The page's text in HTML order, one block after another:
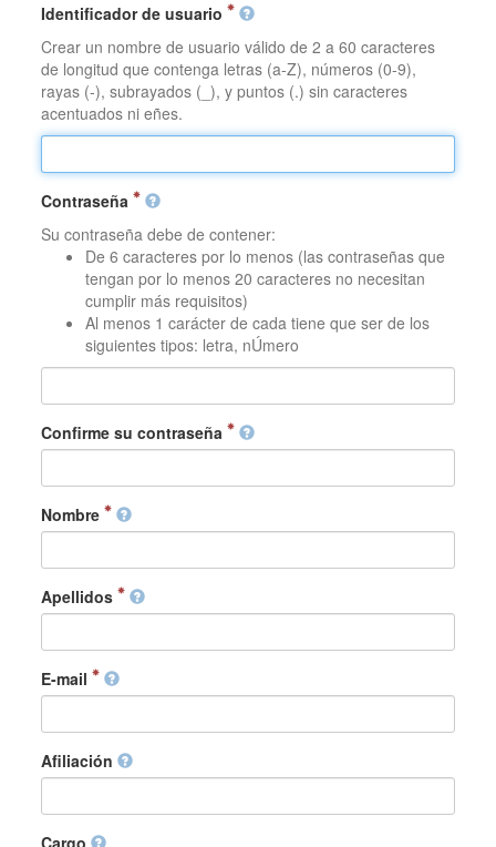
Identificador de usuario
Crear un nombre de usuario válido de 2 a 60 caracteres
de longitud que contenga letras (a-Z), números (0-9),
rayas (-), subrayados (_), y puntos (.) sin caracteres
acentuados ni eñes.
Contraseña
Su contraseña debe de contener:
De 6 caracteres por lo menos (las contraseñas que
tengan por lo menos 20 caracteres no necesitan
cumplir más requisitos)
Al menos 1 carácter de cada tiene que ser de los
siguientes tipos: letra, nÚmero
Confirme su contraseña
Nombre
Apellidos
E-mail
Afiliación
Cargo